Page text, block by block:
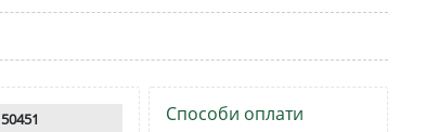
50451 Способи оплати